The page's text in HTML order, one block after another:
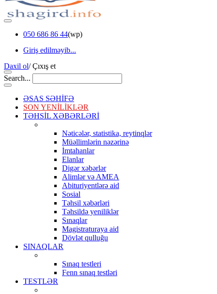
050 686 86 44(wp)
Giriş edilməyib...
Daxil ol/Çıxış et
Search...
ƏSAS SƏHİFƏ
SON YENİLİKLƏR
TƏHSİL XƏBƏRLƏRİ
Nəticələr, statistika, reytinqlər
Müəllimlərin nəzərinə
İmtahanlar
Elanlar
Digər xəbərlər
Alimlər və AMEA
Abituriyentlərə aid
Sosial
Təhsil xəbərləri
Təhsildə yeniliklər
Sınaqlar
Magistraturaya aid
Dövlət qulluğu
SINAQLAR
Sınaq testleri
Fenn sınaq testləri
TESTLƏR